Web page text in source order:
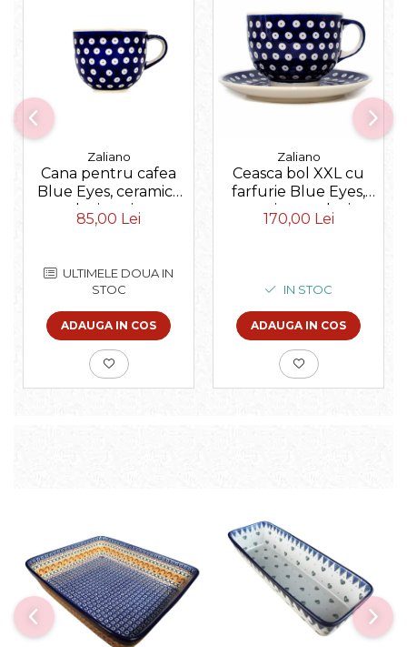
Zaliano
Cana pentru cafea
Blue Eyes, ceramica
smaltuita, pictata
manual, 350 ml
85,00 Lei
ULTIMELE DOUA IN
STOC
ADAUGA IN COS
Zaliano
Ceasca bol XXL cu
farfurie Blue Eyes,
ceramica smaltuita,
pictata manual, 500
170,00 Lei
IN STOC
ADAUGA IN COS